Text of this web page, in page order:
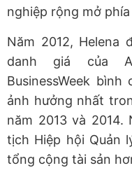
nghiệp rộng mở
Năm 2012, Helena
danh giá của
BusinessWeek
ảnh hưởng nhất
năm 2013 và 2014.
tịch Hiệp hội Quản
tổng cộng tài sản